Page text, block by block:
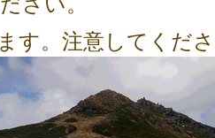
す。注意してくだ